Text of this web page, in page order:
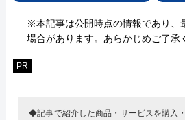
※本記事は公開時点の情報であり、
場合があります。あらかじめご了承
PR
◆記事で紹介した商品・サービスを購入